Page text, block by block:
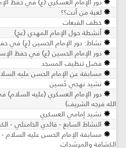
لعبة من أنت؟؟
خطف القبعات
أنشطة حول الإمام المهدي (عج)
نشاط: دور الإمام الحسين (ع) في
دور الإمام الحسين (ع) في حفظ
فضل تنظيف المسجد
مسابقة عن الإمام الحسن عليه
نشيد نهجي حُسين
دور الإمام العسكري (عليه
الله فرجه الشريف)
نشيد إمامي العسكري
النشاط السابع - قائدي الخامنئي -
مسابقة الإمام الحسن عليه السلام
الكشافة والمرشدات